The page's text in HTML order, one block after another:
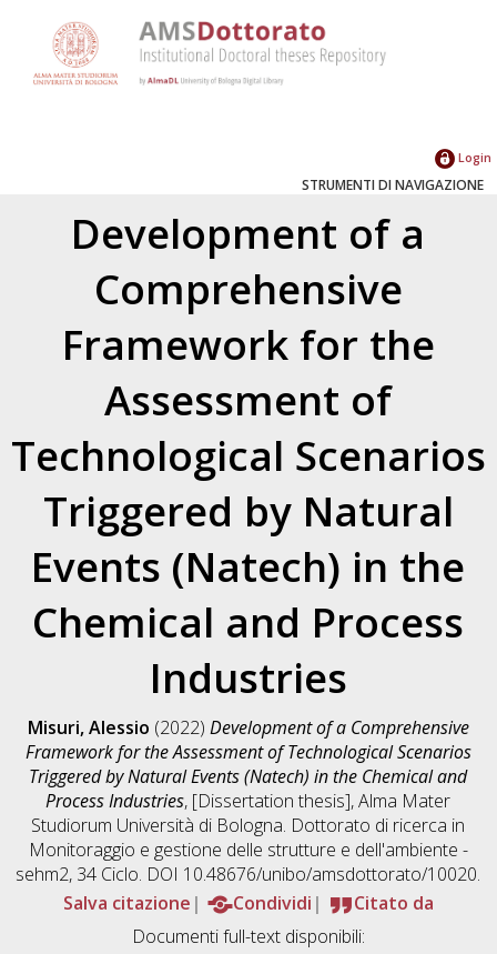
Login
STRUMENTI DI NAVIGAZIONE
Development of a
Comprehensive
Framework for the
Assessment of
Technological Scenarios
Triggered by Natural
Events (Natech) in the
Chemical and Process
Industries
Misuri, Alessio (2022) Development of a Comprehensive
Framework for the Assessment of Technological Scenarios
Triggered by Natural Events (Natech) in the Chemical and
Process Industries, [Dissertation thesis], Alma Mater
Studiorum Università di Bologna. Dottorato di ricerca in
Monitoraggio e gestione delle strutture e dell'ambiente -
sehm2, 34 Ciclo. DOI 10.48676/unibo/amsdottorato/10020.
Salva citazione
Condividi
Citato da
Documenti full-text disponibili: